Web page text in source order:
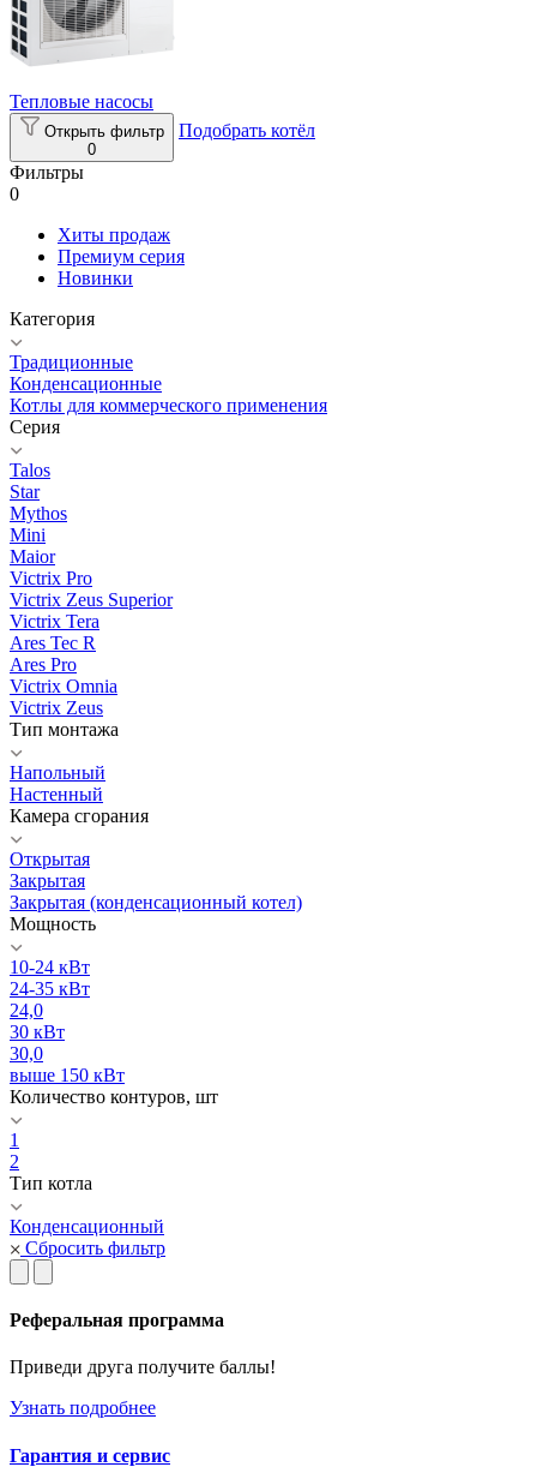
Тепловые насосы
Открыть фильтр
0
Подобрать котёл
Фильтры
0
Хиты продаж
Премиум серия
Новинки
Категория
Традиционные
Конденсационные
Котлы для коммерческого применения
Серия
Talos
Star
Mythos
Mini
Maior
Victrix Pro
Victrix Zeus Superior
Victrix Tera
Ares Tec R
Ares Pro
Victrix Omnia
Victrix Zeus
Тип монтажа
Напольный
Настенный
Камера сгорания
Открытая
Закрытая
Закрытая (конденсационный котел)
Мощность
10-24 кВт
24-35 кВт
24,0
30 кВт
30,0
выше 150 кВт
Количество контуров, шт
1
2
Тип котла
Конденсационный
Сбросить фильтр
Реферальная программа
Приведи друга получите баллы!
Узнать подробнее
Гарантия и сервис